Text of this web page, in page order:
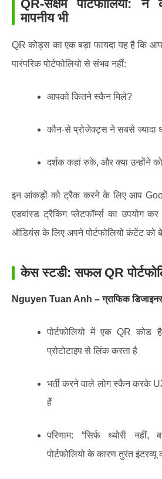
QR-सक्षम पोर्टफोलियो:
मापनीय भी
QR कोड्स का एक बड़ा फायदा यह है कि
पारंपरिक पोर्टफोलियो से संभव नहीं:
आपको कितने स्कैन मिले?
कौन-से प्रोजेक्ट्स ने सबसे ज्यादा
दर्शक कहां रुके, और क्या उन्होंने
इन आंकड़ों को ट्रैक करने के लिए आप
एडवांस्ड ट्रैकिंग प्लेटफॉर्म्स का
ऑडियंस के लिए अपने पोर्टफोलियो कंटेंट को
केस स्टडी: सफल QR
Nguyen Tuan Anh – ग्राफिक डिजाइनर
पोर्टफोलियो में एक QR
प्रोटोटाइप से लिंक करता है
भर्ती करने वाले लोग स्कैन करके
हैं
परिणाम: “सिर्फ थ्योरी नहीं,
पोर्टफोलियो के कारण तुरंत इंटरव्यू